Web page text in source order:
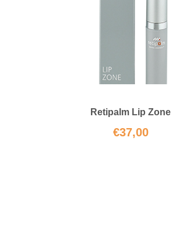
Retipalm Lip Zone
€37,00